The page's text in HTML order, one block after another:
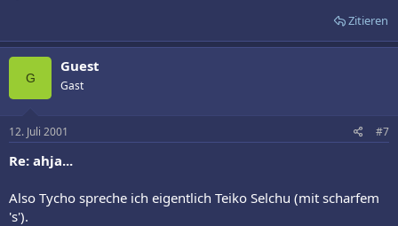
Zitieren
G
Guest
Gast
12. Juli 2001 #7
Re: ahja...
Also Tycho spreche ich eigentlich Teiko Selchu (mit scharfem
's').